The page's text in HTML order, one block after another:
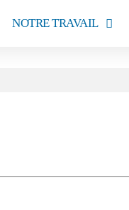
NOTRE TRAVAIL